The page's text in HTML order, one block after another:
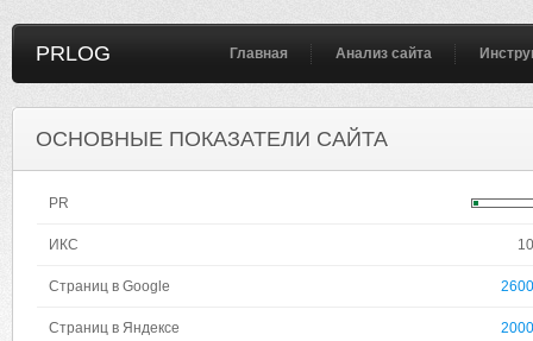
PRLOG Главная Анализ сайта
ОСНОВНЫЕ ПОКАЗАТЕЛИ САЙТА
PR
ИКС 10
Страниц в Google 2600
Страниц в Яндексе 2000